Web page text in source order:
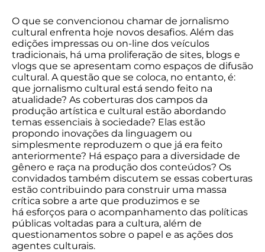
O que se convencionou chamar de jornalismo
cultural enfrenta hoje novos desafios. Além das
edições impressas ou on-line dos veículos
tradicionais, há uma proliferação de sites, blogs e
vlogs que se apresentam como espaços de difusão
cultural. A questão que se coloca, no entanto, é:
que jornalismo cultural está sendo feito na
atualidade? As coberturas dos campos da
produção artística e cultural estão abordando
temas essenciais à sociedade? Elas estão
propondo inovações da linguagem ou
simplesmente reproduzem o que já era feito
anteriormente? Há espaço para a diversidade de
gênero e raça na produção dos conteúdos? Os
convidados também discutem se essas coberturas
estão contribuindo para construir uma massa
crítica sobre a arte que produzimos e se
há esforços para o acompanhamento das políticas
públicas voltadas para a cultura, além de
questionamentos sobre o papel e as ações dos
agentes culturais.